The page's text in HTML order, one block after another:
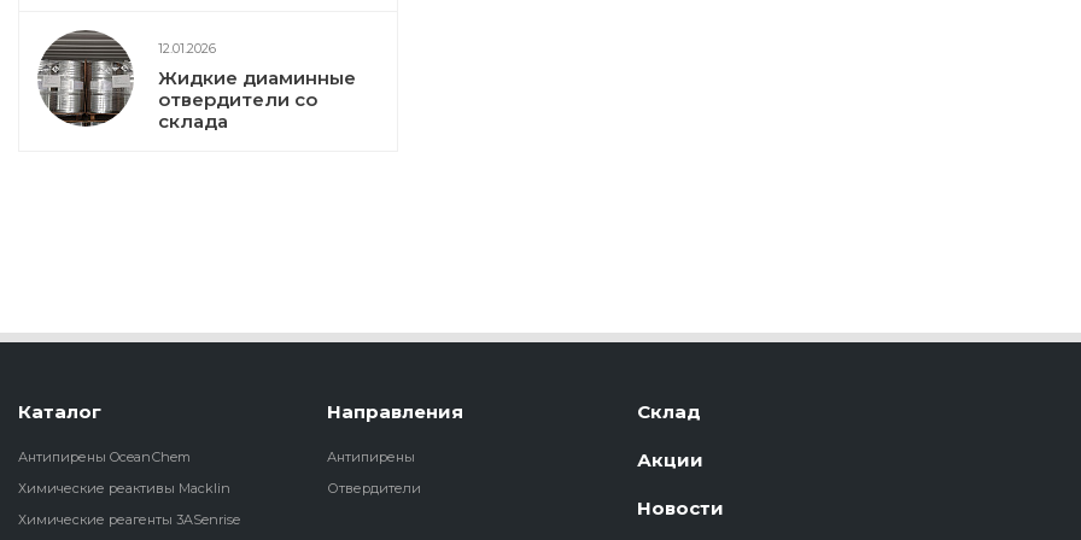
12.01.2026
Жидкие диаминные
отвердители со
склада
Каталог
Антипирены OceanСhem
Химические реактивы Macklin
Химические реагенты 3ASenrise
Направления
Антипирены
Отвердители
Склад
Акции
Новости